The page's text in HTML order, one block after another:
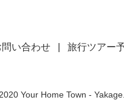
問い合わせ 旅行ツアー
Your Home Town - Yakage.